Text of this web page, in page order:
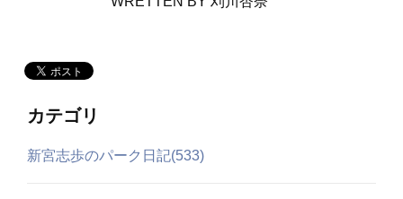
カテゴリ
新宮志歩のパーク日記(533)